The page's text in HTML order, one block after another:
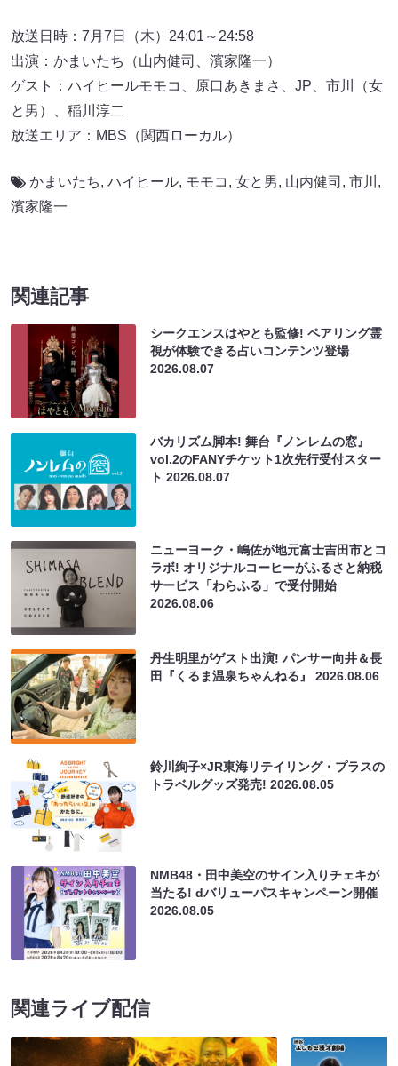
放送日時：7月7日（木）24:01～24:58
出演：かまいたち（山内健司、濱家隆一）
ゲスト：ハイヒールモモコ、原口あきまさ、JP、市川（女
と男）、稲川淳二
放送エリア：MBS（関西ローカル）
かまいたち, ハイヒール, モモコ , 女と男, 山内健司 , 市川 ,
濱家隆一
関連記事
シークエンスはやとも監修! ペアリング霊
視が体験できる占いコンテンツ登場
2026.08.07
バカリズム脚本! 舞台『ノンレムの窓』
vol.2のFANYチケット1次先行受付スター
ト2026.08.07
ニューヨーク・嶋佐が地元富士吉田市とコ
ラボ! オリジナルコーヒーがふるさと納税
サービス「わらふる」で受付開始
2026.08.06
丹生明里がゲスト出演! パンサー向井＆長
田『くるま温泉ちゃんねる』2026.08.06
鈴川絢子×JR東海リテイリング・プラスの
トラベルグッズ発売!2026.08.05
NMB48・田中美空のサイン入りチェキが
当たる! dバリューパスキャンペーン開催
2026.08.05
関連ライブ配信